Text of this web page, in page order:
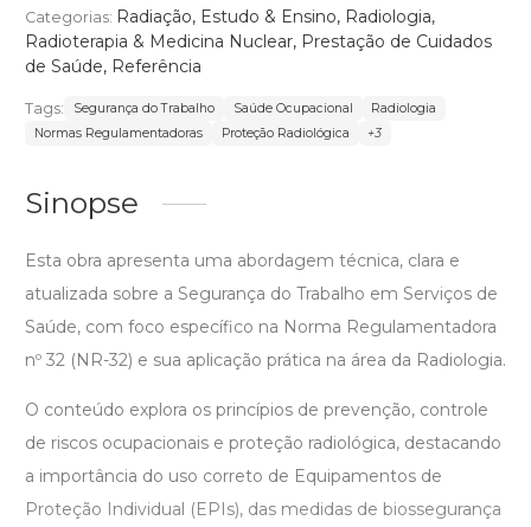
Categorias: Radiação, Estudo & Ensino, Radiologia,
Radioterapia & Medicina Nuclear, Prestação de Cuidados
de Saúde, Referência
Tags: Segurança do Trabalho Saúde Ocupacional
Radiologia
Normas Regulamentadoras
Proteção Radiológica +3
Sinopse
Esta obra apresenta uma abordagem técnica, clara e
atualizada sobre a Segurança do Trabalho em Serviços de
Saúde, com foco específico na Norma Regulamentadora
nº 32 (NR-32) e sua aplicação prática na área da Radiologia.
O conteúdo explora os princípios de prevenção, controle
de riscos ocupacionais e proteção radiológica, destacando
a importância do uso correto de Equipamentos de
Proteção Individual (EPIs), das medidas de biossegurança